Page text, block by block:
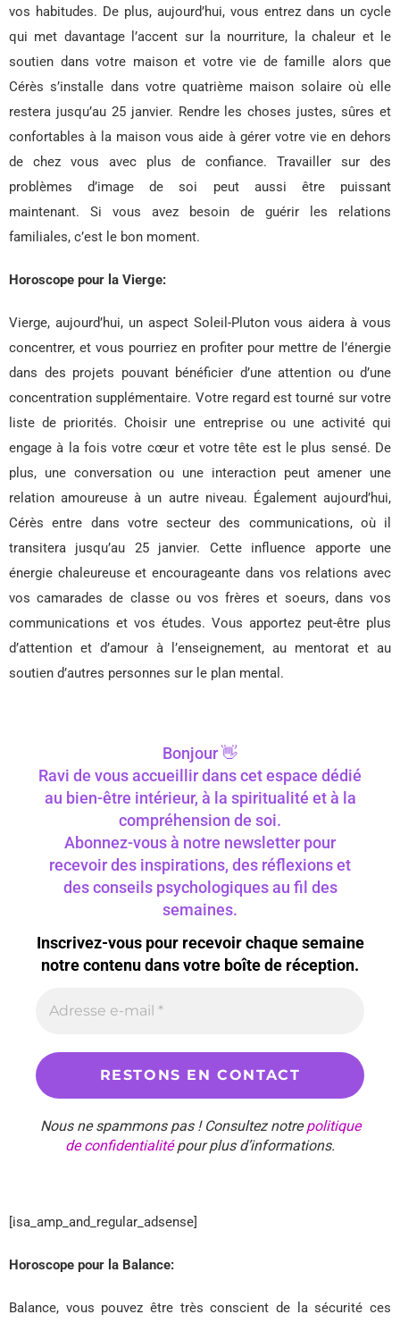
vos habitudes. De plus, aujourd’hui, vous entrez dans un cycle
qui met davantage l’accent sur la nourriture, la chaleur et le
soutien dans votre maison et votre vie de famille alors que
Cérès s’installe dans votre quatrième maison solaire où elle
restera jusqu’au 25 janvier. Rendre les choses justes, sûres et
confortables à la maison vous aide à gérer votre vie en dehors
de chez vous avec plus de confiance. Travailler sur des
problèmes d’image de soi peut aussi être puissant
maintenant. Si vous avez besoin de guérir les relations
familiales, c’est le bon moment.
Horoscope pour la Vierge:
Vierge, aujourd’hui, un aspect Soleil-Pluton vous aidera à vous
concentrer, et vous pourriez en profiter pour mettre de l’énergie
dans des projets pouvant bénéficier d’une attention ou d’une
concentration supplémentaire. Votre regard est tourné sur votre
liste de priorités. Choisir une entreprise ou une activité qui
engage à la fois votre cœur et votre tête est le plus sensé. De
plus, une conversation ou une interaction peut amener une
relation amoureuse à un autre niveau. Également aujourd’hui,
Cérès entre dans votre secteur des communications, où il
transitera jusqu’au 25 janvier. Cette influence apporte une
énergie chaleureuse et encourageante dans vos relations avec
vos camarades de classe ou vos frères et soeurs, dans vos
communications et vos études. Vous apportez peut-être plus
d’attention et d’amour à l’enseignement, au mentorat et au
soutien d’autres personnes sur le plan mental.
Bonjour 👋
Ravi de vous accueillir dans cet espace dédié
au bien-être intérieur, à la spiritualité et à la
compréhension de soi.
Abonnez-vous à notre newsletter pour
recevoir des inspirations, des réflexions et
des conseils psychologiques au fil des
semaines.
Inscrivez-vous pour recevoir chaque semaine
notre contenu dans votre boîte de réception.
Nous ne spammons pas ! Consultez notrepolitique
de confidentialitépour plus d’informations.
[isa_amp_and_regular_adsense]
Horoscope pour la Balance:
Balance, vous pouvez être très conscient de la sécurité ces